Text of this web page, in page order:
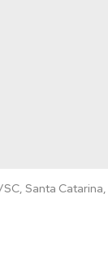
, Santa Catarina,